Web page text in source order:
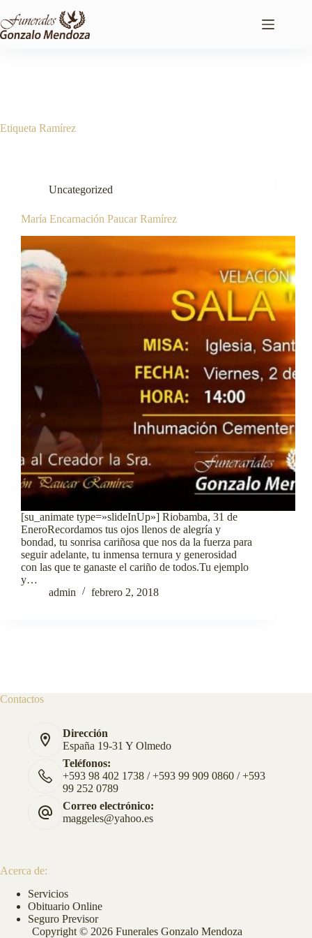
al
contenido
Etiqueta Ramírez
Uncategorized
María Encarnación Paucar Ramírez
[su_animate type=»slideInUp»] Riobamba, 31 de
EneroRecordamos tus ojos llenos de alegría y
bondad, tu sonrisa cariñosa que nos da la fuerza para
seguir adelante, tu inmensa ternura y generosidad
con las que te ganaste el cariño de todos.Tu ejemplo
y…
admin
febrero 2, 2018
Contactos
Dirección
España 19-31 Y Olmedo
Teléfonos:
+593 98 402 1738 / +593 99 909 0860 / +593
99 252 0789
Correo electrónico:
maggeles@yahoo.es
Acerca de:
Servicios
Obituario Online
Seguro Previsor
Copyright © 2026 Funerales Gonzalo Mendoza